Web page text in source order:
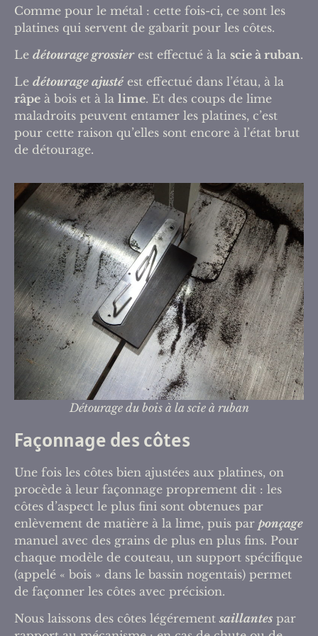
Détourage du bois à la scie à ruban
Comme pour le métal : cette fois-ci, ce sont les
platines qui servent de gabarit pour les côtes.
Le détourage grossierest effectué à la scie à ruban.
Le détourage ajustéest effectué dans l’étau, à la
râpe à bois et à la lime. Et des coups de lime
maladroits peuvent entamer les platines, c’est
pour cette raison qu’elles sont encore à l’état brut
de détourage.
Façonnage des côtes
Une fois les côtes bien ajustées aux platines, on
procède à leur façonnage proprement dit : les
côtes d’aspect le plus fini sont obtenues par
enlèvement de matière à la lime, puis par ponçage
manuel avec des grains de plus en plus fins. Pour
chaque modèle de couteau, un support spécifique
(appelé « bois » dans le bassin nogentais) permet
de façonner les côtes avec précision.
Nous laissons des côtes légérementsaillantes par